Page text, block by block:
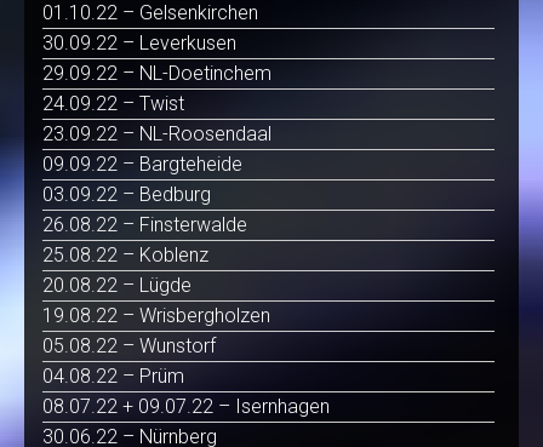
01.10.22 – Gelsenkirchen
30.09.22 – Leverkusen
29.09.22 – NL-Doetinchem
24.09.22 – Twist
23.09.22 – NL-Roosendaal
09.09.22 – Bargteheide
03.09.22 – Bedburg
26.08.22 – Finsterwalde
25.08.22 – Koblenz
20.08.22 – Lügde
19.08.22 – Wrisbergholzen
05.08.22 – Wunstorf
04.08.22 – Prüm
08.07.22 + 09.07.22 – Isernhagen
30.06.22 – Nürnberg